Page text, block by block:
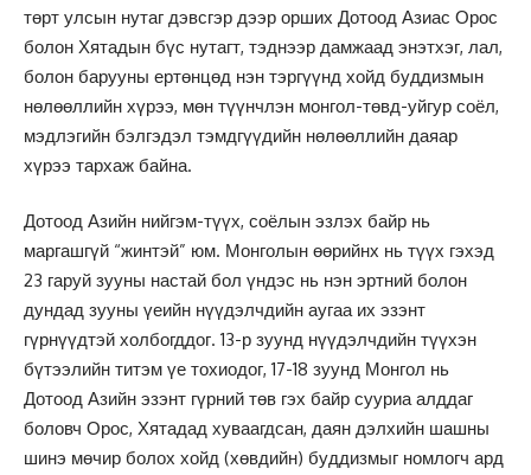
төрт улсын нутаг дэвсгэр дээр орших Дотоод Азиас Орос
болон Хятадын бүс нутагт, тэднээр дамжаад энэтхэг, лал,
болон барууны ертөнцөд нэн тэргүүнд хойд буддизмын
нөлөөллийн хүрээ, мөн түүнчлэн монгол-төвд-уйгур соёл,
мэдлэгийн бэлгэдэл тэмдгүүдийн нөлөөллийн даяар
хүрээ тархаж байна.
Дотоод Азийн нийгэм-түүх, соёлын эзлэх байр нь
маргашгүй “жинтэй” юм. Монголын өөрийнх нь түүх гэхэд
23 гаруй зууны настай бол үндэс нь нэн эртний болон
дундад зууны үеийн нүүдэлчдийн аугаа их эзэнт
гүрнүүдтэй холбогддог. 13-р зуунд нүүдэлчдийн түүхэн
бүтээлийн титэм үе тохиодог, 17-18 зуунд Монгол нь
Дотоод Азийн эзэнт гүрний төв гэх байр сууриа алддаг
боловч Орос, Хятадад хуваагдсан, даян дэлхийн шашны
шинэ мөчир болох хойд (хөвдийн) буддизмыг номлогч ард